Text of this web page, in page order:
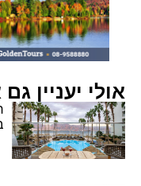
אולי יעניין גם